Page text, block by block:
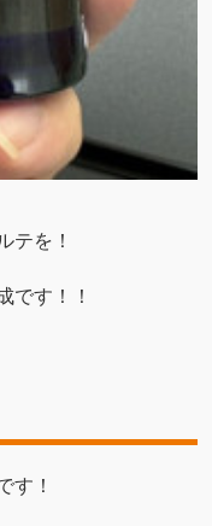
テを！
です！！
す！